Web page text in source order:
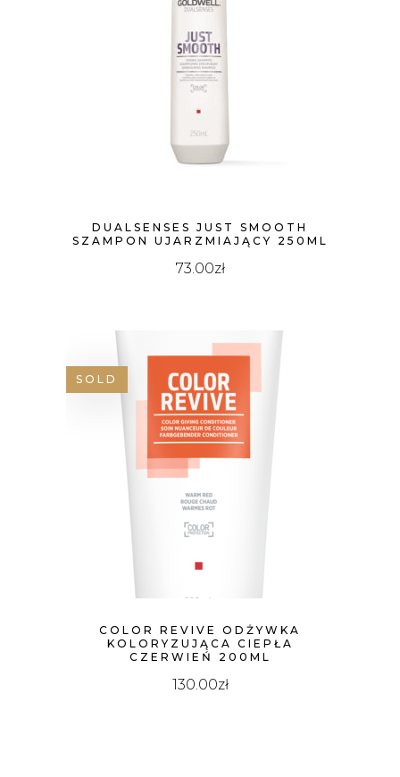
DUALSENSES JUST SMOOTH
SZAMPON UJARZMIAJĄCY 250ML
73.00zł
SOLD
COLOR REVIVE ODŻYWKA
KOLORYZUJĄCA CIEPŁA
CZERWIEŃ 200ML
130.00zł